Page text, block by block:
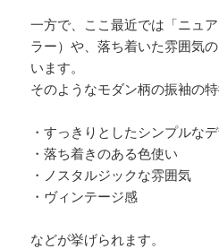
一方で、ここ最近では「ニュ
ラー）や、落ち着いた雰囲気
います。
そのようなモダン柄の振袖の特
・すっきりとしたシンプルな
・落ち着きのある色使い
・ノスタルジックな雰囲気
・ヴィンテージ感
などが挙げられます。